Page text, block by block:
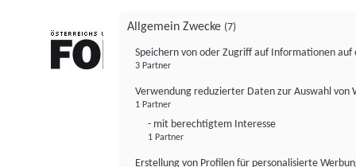
Allgemein Zwecke (7)
Speichern von oder Zugriff auf Informationen auf
3 Partner
Verwendung reduzierter Daten zur Auswahl von
1 Partner
- mit berechtigtem Interesse
1 Partner
Erstellung von Profilen für personalisierte
FONDS professionell